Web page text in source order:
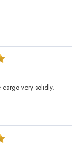
very solidly.